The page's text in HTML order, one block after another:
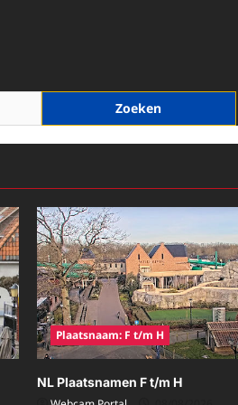
Plaatsnaam: F t/m H
NL Plaatsnamen F t/m H